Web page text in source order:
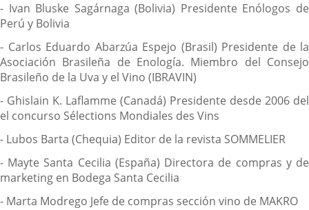
- Ivan Bluske Sagárnaga (Bolivia) Presidente Enólogos de
Perú y Bolivia
- Carlos Eduardo Abarzúa Espejo (Brasil) Presidente de la
Asociación Brasileña de Enología. Miembro del Consejo
Brasileño de la Uva y el Vino (IBRAVIN)
- Ghislain K. Laflamme (Canadá) Presidente desde 2006 del
el concurso Sélections Mondiales des Vins
- Lubos Barta (Chequia) Editor de la revista SOMMELIER
- Mayte Santa Cecilia (España) Directora de compras y de
marketing en Bodega Santa Cecilia
- Marta Modrego Jefe de compras sección vino de MAKRO